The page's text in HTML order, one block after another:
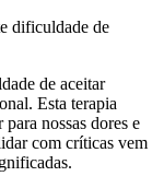
dificuldade de
de aceitar
Esta terapia
nossas dores e
com críticas vem